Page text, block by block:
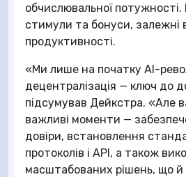
обчислювальної
стимули та бонуси, залежні
продуктивності.
«Ми лише на початку AI-
децентралізація — ключ до
підсумував Дейкстра. «Але
важливі моменти —
довіри, встановлення
протоколів і API, а також
масштабованих рішень, що